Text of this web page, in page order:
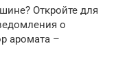
Откройте для
о
аромата –